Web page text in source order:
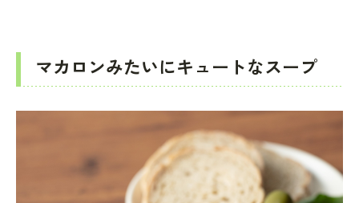
マカロンみたいにキュートなスープ